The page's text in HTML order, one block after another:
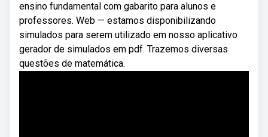
ensino fundamental com gabarito para alunos e
professores. Web — estamos disponibilizando
simulados para serem utilizado em nosso aplicativo
gerador de simulados em pdf. Trazemos diversas
questões de matemática.